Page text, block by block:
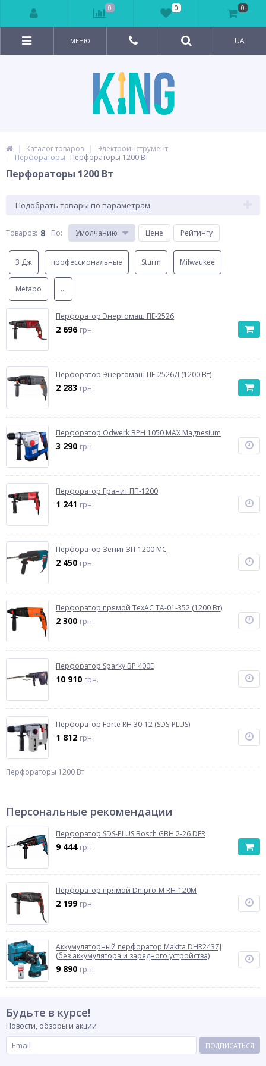
МЕНЮ UA
Каталог товаров
Электроинструмент
Перфораторы Перфораторы 1200 Вт
Перфораторы 1200 Вт
Подобрать товары по параметрам
Товаров: 8 По: Умолчанию Цене Рейтингу
3 Дж профессиональные Sturm Milwaukee
Metabo ...
Перфоратор Энергомаш ПЕ-2526
2 696 грн.
Перфоратор Энергомаш ПЕ-2526Д (1200 Вт)
2 283 грн.
Перфоратор Odwerk BPH 1050 MAX Magnesium
3 290 грн.
Перфоратор Гранит ПП-1200
1 241 грн.
Перфоратор Зенит ЗП-1200 МС
2 450 грн.
Перфоратор прямой ТехАС ТА-01-352 (1200 Вт)
2 300 грн.
Перфоратор Sparky BP 400E
10 910 грн.
Перфоратор Forte RH 30-12 (SDS-PLUS)
1 812 грн.
Перфораторы 1200 Вт
Персональные рекомендации
Перфоратор SDS-PLUS Bosch GBH 2-26 DFR
9 444 грн.
Перфоратор прямой Dnipro-M RH-120M
2 199 грн.
Аккумуляторный перфоратор Makita DHR243ZJ
(без аккумулятора и зарядного устройства)
9 890 грн.
Будьте в курсе!
Новости, обзоры и акции
ПОДПИСАТЬСЯ
0 0 0